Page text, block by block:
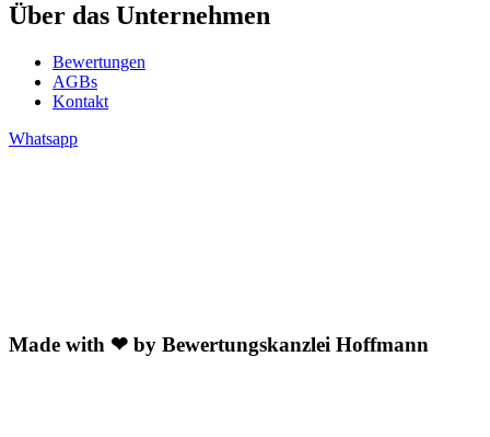
Über das Unternehmen
Bewertungen
AGBs
Kontakt
Whatsapp
Made with ❤ by Bewertungskanzlei Hoffmann